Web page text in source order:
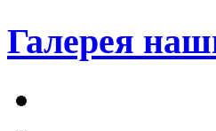
Галерея